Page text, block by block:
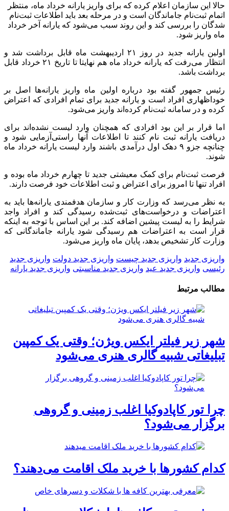
حالا این سازمان اعلام کرده که برای واریز یارانه خرداد ماه، منتظر
اتمام ثبت‌نام جاماندگان است و در مرحله بعد باید اطلاعات ثبت‌نام
شدگان را بررسی کند و این روند سبب می‌شود که یارانه آخر خرداد
ماه واریز شود.
اولین یارانه جدید در روز ۲۱ اردیبهشت ماه قابل برداشت شد و
انتظار می‌رفت که یارانه خرداد ماه هم نهایتا تا تاریخ ۲۱ خرداد قابل
برداشت باشد.
رئیس جمهور گفته بود درباره اولین ماه واریز یارانه‌ها اصل بر
خوداظهاری افراد است و یارانه جدید برای تمام افرادی که اعتراض
کرده‌ و در سامانه ثبت‌نام کرده‌اند واریز می‌شود.
اما قرار بر این بود افرادی که همچنان وارد لیست نشده‌اند برای
دریافت یارانه ثبت نام کنند تا اطلاعات آنها راستی‌آزمایی شود و
چنانچه جزو ۹ دهک اول درآمدی باشند وارد لیست یارانه خرداد ماه
شوند.
فرصت ثبت‌نام برای کمک معیشتی جدید تا چهارم خرداد ماه بوده و
افراد تنها تا امروز برای اعتراض و ثبت اطلاعات خود فرصت دارند.
به نظر می‌رسد که وزارت کار و سازمان هدفمندی یارانه‌ها باید به
اعتراضات و درخواست‌های ثبت‌شده رسیدگی کند و افراد واجد
شرایط را به لیست پیشین اضافه کند. بر این اساس با توجه به اینکه
قرار است به اعتراضات هم رسیدگی شود یارانه جاماندگانی که
وزارت کار تشخیص بدهد، پایان ماه واریز می‌شود.
واریزی جدید واریزی جدید چیست واریزی جدید دولت واریزی جدید
رئیسی واریزی جدید عید واریزی جدید مناسبتی واریزی جدید یارانه
مطالب مرتبط
شهر زیر فیلتر ایکس ویژن؛ وقتی یک کمپین
تبلیغاتی شبیه گالری هنری می‌شود
چرا تور کاپادوکیا اغلب زمینی و گروهی
برگزار می‌شود؟
کدام کشورها با خرید ملک اقامت می‌دهند؟